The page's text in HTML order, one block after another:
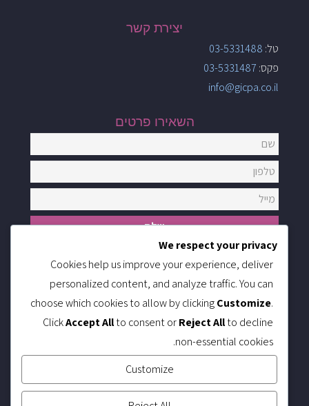
יצירת קשר
טל: 03-5331488
פקס: 03-5331487
info@gicpa.co.il
השאירו פרטים
מידע באתר
דף בית
שירותי החברה
אודותינו
לקוחותינו
שירותי החברה
שירותי בודק שכר מוסמך
We respect your privacy
Cookies help us improve your experience, deliver
personalized content, and analyze traffic. You can
choose which cookies to allow by clickingCustomize.
ClickAccept Allto consent orReject Allto decline
non-essential cookies.
Customize